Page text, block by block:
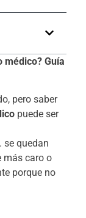
médico? Guía
pero saber
puede ser
se quedan
más caro o
porque no